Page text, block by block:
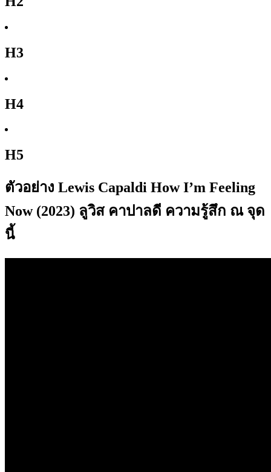
H3
H4
H5
ตัวอย่าง Lewis Capaldi How I’m Feeling
Now (2023) ลูวิส คาปาลดี ความรู้สึก ณ จุด
นี้